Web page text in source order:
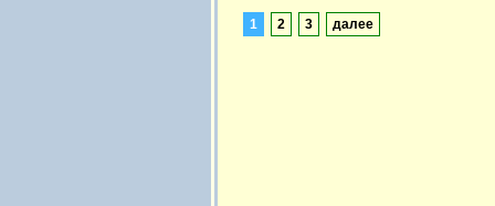
1 2 3 далее